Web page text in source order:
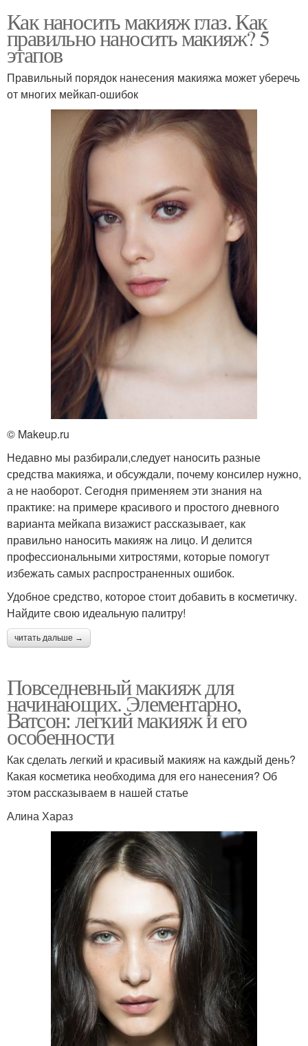
Как наносить макияж глаз. Как
правильно наносить макияж? 5
этапов
Правильный порядок нанесения макияжа может уберечь
от многих мейкап-ошибок
© Makeup.ru
Недавно мы разбирали,следует наносить разные
средства макияжа, и обсуждали, почему консилер нужно,
а не наоборот. Сегодня применяем эти знания на
практике: на примере красивого и простого дневного
варианта мейкапа визажист рассказывает, как
правильно наносить макияж на лицо. И делится
профессиональными хитростями, которые помогут
избежать самых распространенных ошибок.
Удобное средство, которое стоит добавить в косметичку.
Найдите свою идеальную палитру!
читать дальше →
Повседневный макияж для
начинающих. Элементарно,
Ватсон: легкий макияж и его
особенности
Как сделать легкий и красивый макияж на каждый день?
Какая косметика необходима для его нанесения? Об
этом рассказываем в нашей статье
Алина Хараз